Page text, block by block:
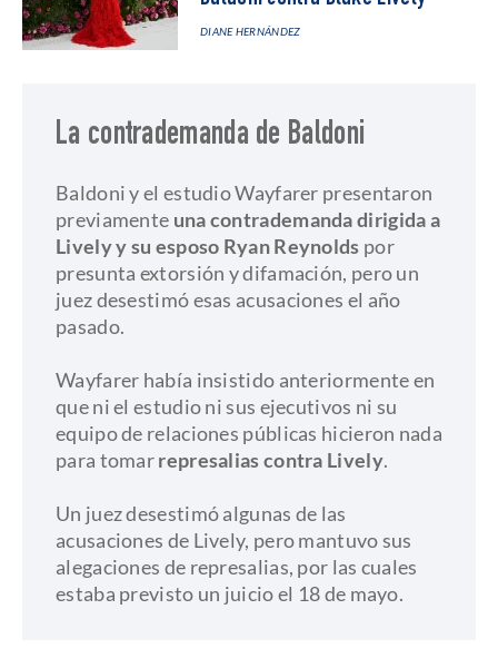
DIANE HERNÁNDEZ
La contrademanda de Baldoni
Baldoni y el estudio Wayfarer presentaron
previamente una contrademanda dirigida a
Lively y su esposo Ryan Reynolds por
presunta extorsión y difamación, pero un
juez desestimó esas acusaciones el año
pasado.
​Wayfarer había insistido anteriormente en
que ni el estudio ni sus ejecutivos ni su
equipo de relaciones públicas hicieron nada
para tomarrepresalias contra Lively.
​Un juez desestimó algunas de las
acusaciones de Lively, pero mantuvo sus
alegaciones de represalias, por las cuales
estaba previsto un juicio el 18 de mayo.